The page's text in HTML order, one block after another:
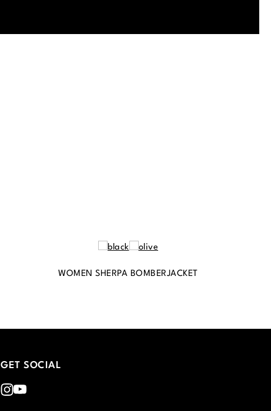
WOMEN SHERPA BOMBERJACKET
GET SOCIAL
Instagram
Youtube